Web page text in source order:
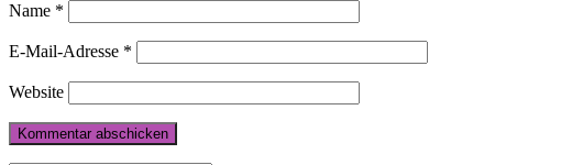
Name *
E-Mail-Adresse *
Website